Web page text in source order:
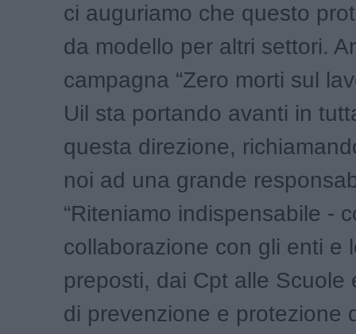
ci auguriamo che questo
da modello per altri settori.
campagna “Zero morti sul
Uil sta portando avanti in
questa direzione,
noi ad una grande
“Riteniamo indispensabile -
collaborazione con gli enti e
preposti, dai Cpt alle Scuole
di prevenzione e protezione